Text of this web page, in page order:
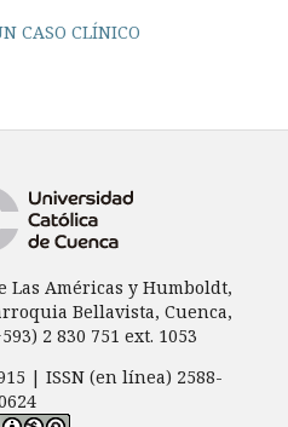
CASO CLÍNICO
Las Américas y Humboldt,
Bellavista, Cuenca,
2 830 751 ext. 1053
| ISSN (en línea) 2588-